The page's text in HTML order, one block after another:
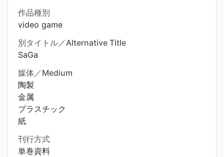
作品種別
video game
別タイトル／Alternative Title
SaGa
媒体／Medium
陶製
金属
プラスチック
紙
刊行方式
単巻資料